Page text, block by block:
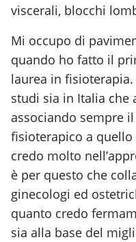
viscerali, blocchi
Mi occupo di
quando ho fatto il
laurea in
studi sia in Italia che
associando sempre
fisioterapico a quello
credo molto
è per questo che
ginecologi ed
quanto credo
sia alla base del